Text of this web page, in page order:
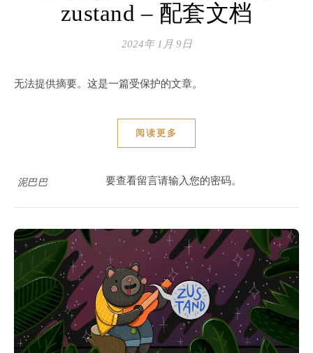
zustand – 配套文档
2024年 1月 9日
无法提供摘要。这是一篇受保护的文章。
阅读更多
泥巴巴 要查看留言请输入您的密码。